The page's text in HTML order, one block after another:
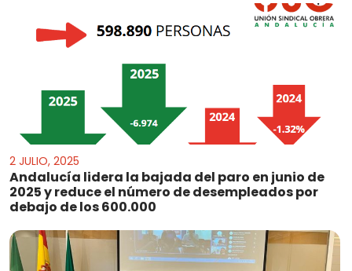
2 JULIO, 2025
Andalucía lidera la bajada del paro en junio de
2025 y reduce el número de desempleados por
debajo de los 600.000